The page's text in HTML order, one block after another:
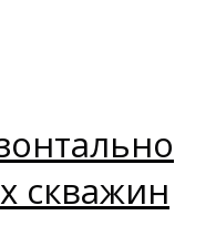
скважин